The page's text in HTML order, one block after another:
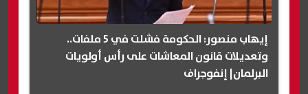
إيهاب منصور: الحكومة فشلت في 5 ملفات..
وتعديلات قانون المعاشات على رأس أولويات
البرلمان| إنفوجراف